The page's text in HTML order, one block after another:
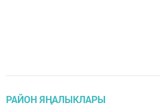
РАЙОН ЯҢАЛЫКЛАРЫ